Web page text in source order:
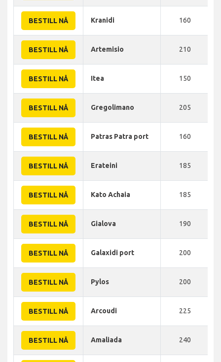
BESTILL NÅ Kranidi 160
BESTILL NÅ Artemisio 210
BESTILL NÅ Itea 150
BESTILL NÅ Gregolimano 205
BESTILL NÅ Patras Patra port 160
BESTILL NÅ Erateini 185
BESTILL NÅ Kato Achaia 185
BESTILL NÅ Gialova 190
BESTILL NÅ Galaxidi port 200
BESTILL NÅ Pylos 200
BESTILL NÅ Arcoudi 225
BESTILL NÅ Amaliada 240